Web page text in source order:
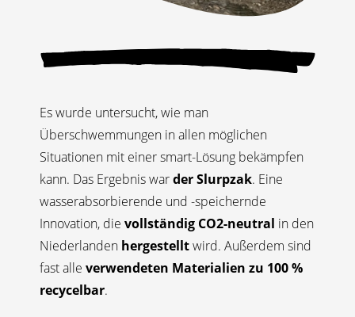
Es wurde untersucht, wie man
Überschwemmungen in allen möglichen
Situationen mit einer smart-Lösung bekämpfen
kann. Das Ergebnis warder Slurpzak. Eine
wasserabsorbierende und -speichernde
Innovation, die vollständig CO2-neutral in den
Niederlanden hergestelltwird. Außerdem sind
fast alle verwendeten Materialien zu 100 %
recycelbar.